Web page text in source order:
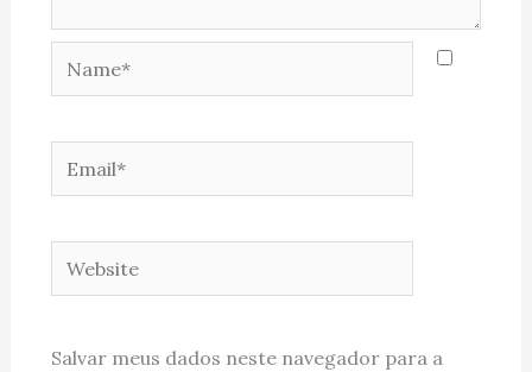
Name*
Email*
Website
Salvar meus dados neste navegador para a